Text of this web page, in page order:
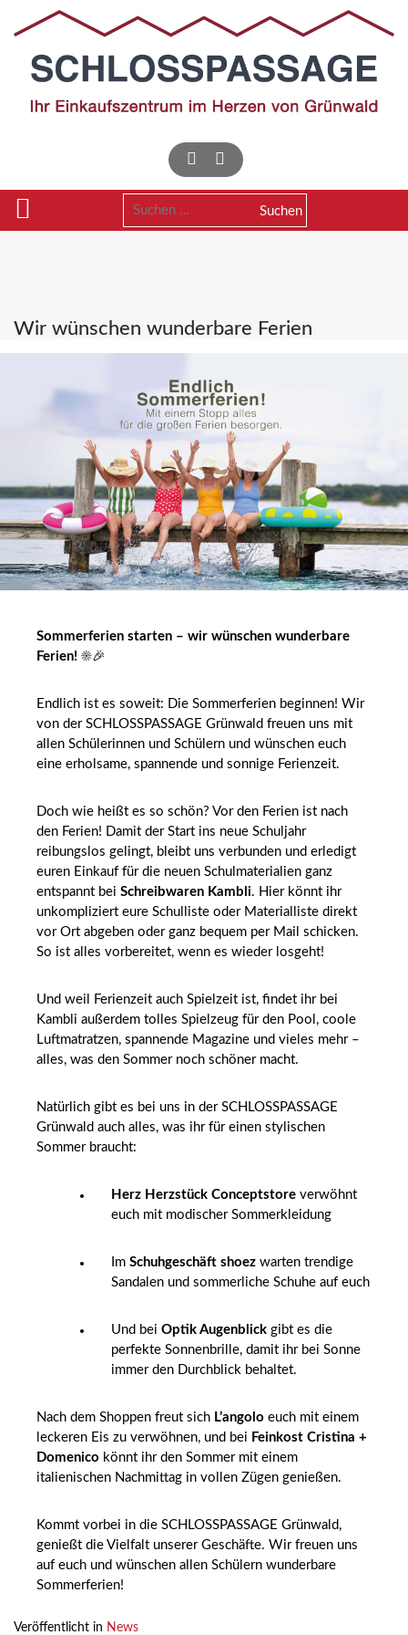
Suchen
Wir wünschen wunderbare Ferien
Sommerferien starten – wir wünschen wunderbare
Ferien! ☀️🎉
Endlich ist es soweit: Die Sommerferien beginnen! Wir
von der SCHLOSSPASSAGE Grünwald freuen uns mit
allen Schülerinnen und Schülern und wünschen euch
eine erholsame, spannende und sonnige Ferienzeit.
Doch wie heißt es so schön? Vor den Ferien ist nach
den Ferien! Damit der Start ins neue Schuljahr
reibungslos gelingt, bleibt uns verbunden und erledigt
euren Einkauf für die neuen Schulmaterialien ganz
entspannt bei Schreibwaren Kambli. Hier könnt ihr
unkompliziert eure Schulliste oder Materialliste direkt
vor Ort abgeben oder ganz bequem per Mail schicken.
So ist alles vorbereitet, wenn es wieder losgeht!
Und weil Ferienzeit auch Spielzeit ist, findet ihr bei
Kambli außerdem tolles Spielzeug für den Pool, coole
Luftmatratzen, spannende Magazine und vieles mehr –
alles, was den Sommer noch schöner macht.
Natürlich gibt es bei uns in der SCHLOSSPASSAGE
Grünwald auch alles, was ihr für einen stylischen
Sommer braucht:
Herz Herzstück Conceptstore verwöhnt
euch mit modischer Sommerkleidung
Im Schuhgeschäft shoez warten trendige
Sandalen und sommerliche Schuhe auf euch
Und bei Optik Augenblick gibt es die
perfekte Sonnenbrille, damit ihr bei Sonne
immer den Durchblick behaltet.
Nach dem Shoppen freut sich L’angolo euch mit einem
leckeren Eis zu verwöhnen, und bei Feinkost Cristina +
Domenico könnt ihr den Sommer mit einem
italienischen Nachmittag in vollen Zügen genießen.
Kommt vorbei in die SCHLOSSPASSAGE Grünwald,
genießt die Vielfalt unserer Geschäfte. Wir freuen uns
auf euch und wünschen allen Schülern wunderbare
Sommerferien!
Veröffentlicht in News